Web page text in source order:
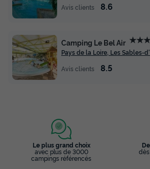
Avis clients
8.6
Camping Le Bel Air
Pays de la Loire, Les Sables-
Avis clients
8.5
Le plus grand choix
avec plus de 3000
campings référencés